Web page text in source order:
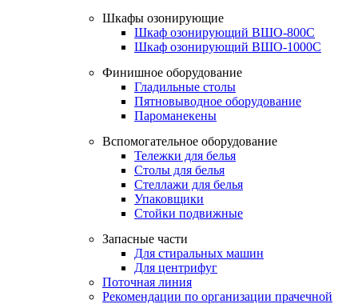
Шкафы озонирующие
Шкаф озонирующий ВШО-800С
Шкаф озонирующий ВШО-1000С
Финишное оборудование
Гладильные столы
Пятновыводное оборудование
Пароманекены
Вспомогательное оборудование
Тележки для белья
Столы для белья
Стеллажи для белья
Упаковщики
Стойки подвижные
Запасные части
Для стиральных машин
Для центрифуг
Поточная линия
Рекомендации по организации прачечной